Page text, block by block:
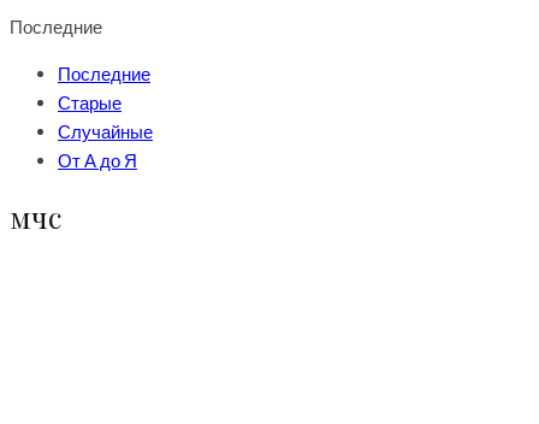
Последние
Последние
Старые
Случайные
От А до Я
мчс